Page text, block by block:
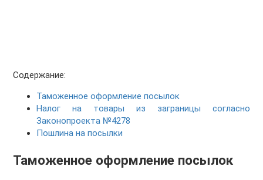
Содержание:
Таможенное оформление посылок
Налог на товары из заграницы согласно
Законопроекта №4278
Пошлина на посылки
Таможенное оформление посылок